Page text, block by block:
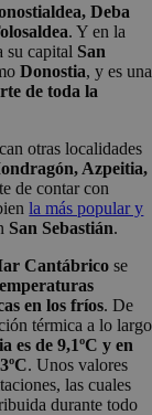
Deba
. Y en la
su capital San
Donostia, y es una
de toda la
otras localidades
Azpeitia,
de contar con
la más popular y
San Sebastián.
Cantábrico se
en los fríos. De
térmica a lo largo
es de 9,1ºC y en
. Unos valores
las cuales
durante todo